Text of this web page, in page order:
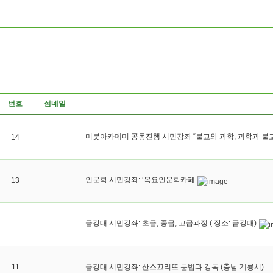
번호 섬네일
14 미붓아카데미 공동진행 시민강좌 “불교와 과학, 과학과 불
13 인문학 시민강좌: ‘목요인문학카페
금강대 시민강좌: 초급, 중급, 고급과정 ( 장소: 금강대)
11 금강대 시민강좌: 산스끄리뜨 문법과 강독 (충남 계룡시)